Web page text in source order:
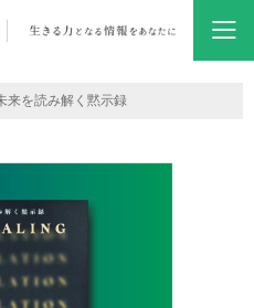
来を読み解く黙示録